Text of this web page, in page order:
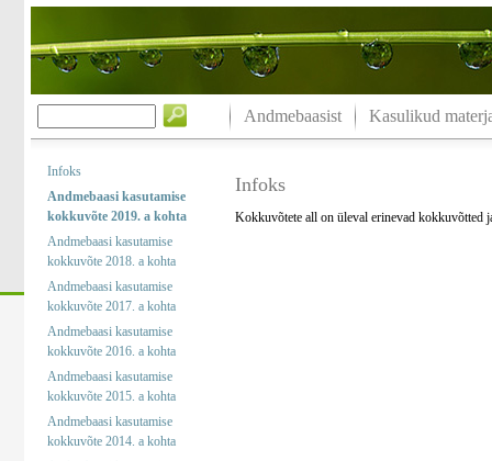
Andmebaasist Kasulikud
Infoks
Andmebaasi kasutamise
kokkuvõte 2019. a kohta
Andmebaasi kasutamise
kokkuvõte 2018. a kohta
Andmebaasi kasutamise
kokkuvõte 2017. a kohta
Andmebaasi kasutamise
kokkuvõte 2016. a kohta
Andmebaasi kasutamise
kokkuvõte 2015. a kohta
Andmebaasi kasutamise
kokkuvõte 2014. a kohta
Infoks
Kokkuvõtete all on üleval erinevad kokkuvõtted